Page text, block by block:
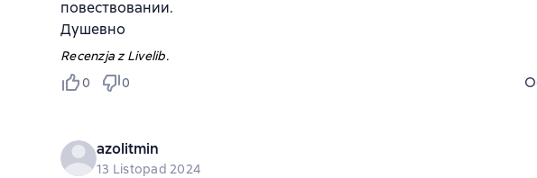
повествовании.
Душевно
Recenzja z Livelib.
0
0
azolitmin
13 Listopad 2024